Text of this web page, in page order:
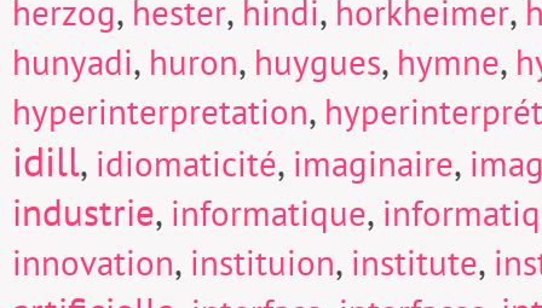
herzog, hester, hindi, horkheimer,
hunyadi, huron, huygues, hymne,
hyperinterpretation,
idill, idiomaticité, imaginaire,
industrie, informatique,
innovation, instituion, institute,